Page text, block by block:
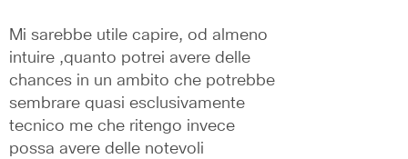
Mi sarebbe utile capire, od almeno
intuire ,quanto potrei avere delle
chances in un ambito che potrebbe
sembrare quasi esclusivamente
tecnico me che ritengo invece
possa avere delle notevoli